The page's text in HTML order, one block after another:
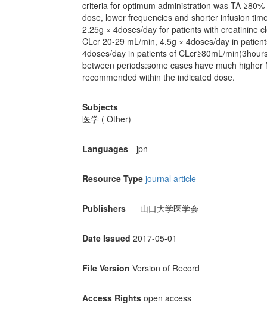
criteria for optimum administration was TA
dose, lower frequencies and shorter infusion
2.25g × 4doses/day for patients with creatinine
CLcr 20-29 mL/min, 4.5g × 4doses/day in
4doses/day in patients of CLcr≥80mL/
between periods:some cases have much
recommended within the indicated dose.
Subjects
医学 ( Other)
Languages jpn
Resource Type journal article
Publishers 山口大学医学会
Date Issued 2017-05-01
File Version Version of Record
Access Rights open access